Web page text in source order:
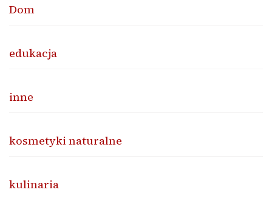
Dom
edukacja
inne
kosmetyki naturalne
kulinaria